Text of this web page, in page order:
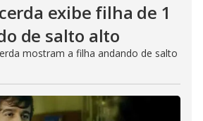
exibe filha de 1
de salto alto
mostram a filha andando de salto